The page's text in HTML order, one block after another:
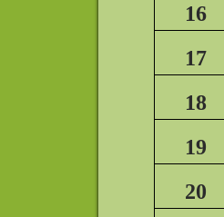
16
17
18
19
20